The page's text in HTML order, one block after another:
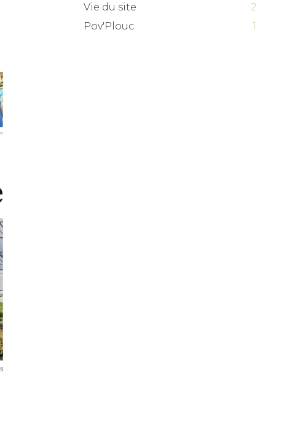
Vie du site
2
Pov'Plouc
1